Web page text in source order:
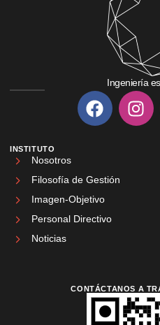
Ingeniería
INSTITUTO
Nosotros
Filosofía de Gestión
Imagen-Objetivo
Personal Directivo
Noticias
CONTÁCTANOS A